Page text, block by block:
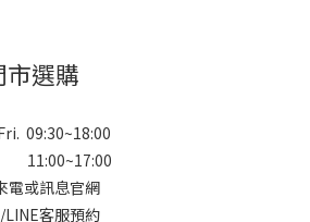
市選購
09:30~18:00
電或訊息官網
/LINE客服預約